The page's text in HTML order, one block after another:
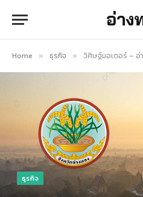
อ่าง
Home » ธุรกิจ » วิศิษฐ์มอเตอร์ – อ่
ธุรกิจ